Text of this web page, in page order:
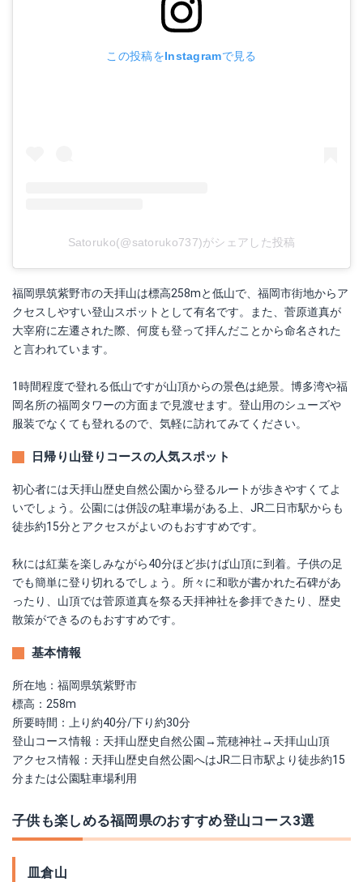
この投稿をInstagramで見る
Satoruko(@satoruko737)がシェアした投稿
福岡県筑紫野市の天拝山は標高258mと低山で、福岡市街地からア
クセスしやすい登山スポットとして有名です。また、菅原道真が
大宰府に左遷された際、何度も登って拝んだことから命名された
と言われています。
1時間程度で登れる低山ですが山頂からの景色は絶景。博多湾や福
岡名所の福岡タワーの方面まで見渡せます。登山用のシューズや
服装でなくても登れるので、気軽に訪れてみてください。
日帰り山登りコースの人気スポット
初心者には天拝山歴史自然公園から登るルートが歩きやすくてよ
いでしょう。公園には併設の駐車場がある上、JR二日市駅からも
徒歩約15分とアクセスがよいのもおすすめです。
秋には紅葉を楽しみながら40分ほど歩けば山頂に到着。子供の足
でも簡単に登り切れるでしょう。所々に和歌が書かれた石碑があ
ったり、山頂では菅原道真を祭る天拝神社を参拝できたり、歴史
散策ができるのもおすすめです。
基本情報
所在地：福岡県筑紫野市
標高：258m
所要時間：上り約40分/下り約30分
登山コース情報：天拝山歴史自然公園→荒穂神社→天拝山山頂
アクセス情報：天拝山歴史自然公園へはJR二日市駅より徒歩約15
分または公園駐車場利用
子供も楽しめる福岡県のおすすめ登山コース3選
皿倉山